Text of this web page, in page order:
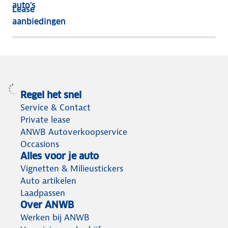
Lease
aanbiedingen
het
meeste
auto's
Regel het snel
Service & Contact
Private lease
ANWB Autoverkoopservice
Occasions
Alles voor je auto
Vignetten & Milieustickers
Auto artikelen
Laadpassen
Over ANWB
Werken bij ANWB